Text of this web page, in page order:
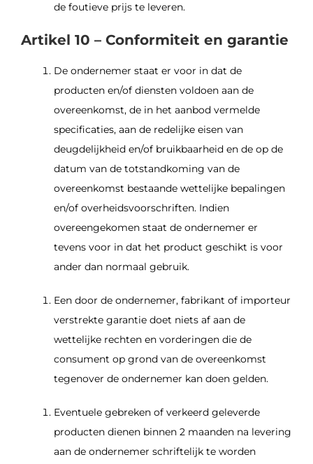
de foutieve prijs te leveren.
Artikel 10 – Conformiteit en garantie
De ondernemer staat er voor in dat de
producten en/of diensten voldoen aan de
overeenkomst, de in het aanbod vermelde
specificaties, aan de redelijke eisen van
deugdelijkheid en/of bruikbaarheid en de op de
datum van de totstandkoming van de
overeenkomst bestaande wettelijke bepalingen
en/of overheidsvoorschriften. Indien
overeengekomen staat de ondernemer er
tevens voor in dat het product geschikt is voor
ander dan normaal gebruik.
Een door de ondernemer, fabrikant of importeur
verstrekte garantie doet niets af aan de
wettelijke rechten en vorderingen die de
consument op grond van de overeenkomst
tegenover de ondernemer kan doen gelden.
Eventuele gebreken of verkeerd geleverde
producten dienen binnen 2 maanden na levering
aan de ondernemer schriftelijk te worden